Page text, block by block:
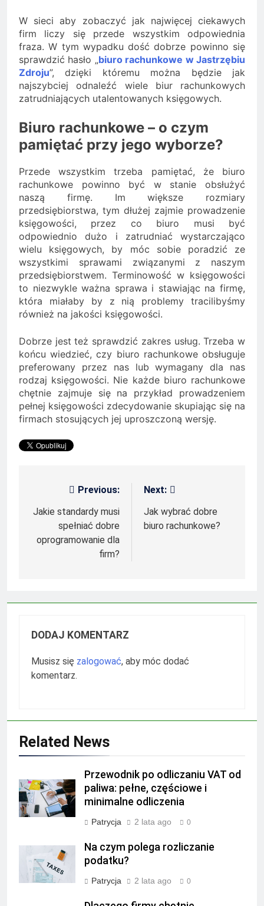
W sieci aby zobaczyć jak najwięcej ciekawych
firm liczy się przede wszystkim odpowiednia
fraza. W tym wypadku dość dobrze powinno się
sprawdzić hasło „biuro rachunkowe w Jastrzębiu
Zdroju”, dzięki któremu można będzie jak
najszybciej odnaleźć wiele biur rachunkowych
zatrudniających utalentowanych księgowych.
Biuro rachunkowe – o czym
pamiętać przy jego wyborze?
Przede wszystkim trzeba pamiętać, że biuro
rachunkowe powinno być w stanie obsłużyć
naszą firmę. Im większe rozmiary
przedsiębiorstwa, tym dłużej zajmie prowadzenie
księgowości, przez co biuro musi być
odpowiednio dużo i zatrudniać wystarczająco
wielu księgowych, by móc sobie poradzić ze
wszystkimi sprawami związanymi z naszym
przedsiębiorstwem. Terminowość w księgowości
to niezwykle ważna sprawa i stawiając na firmę,
która miałaby by z nią problemy tracilibyśmy
również na jakości księgowości.
Dobrze jest też sprawdzić zakres usług. Trzeba w
końcu wiedzieć, czy biuro rachunkowe obsługuje
preferowany przez nas lub wymagany dla nas
rodzaj księgowości. Nie każde biuro rachunkowe
chętnie zajmuje się na przykład prowadzeniem
pełnej księgowości zdecydowanie skupiając się na
firmach stosujących jej uproszczoną wersję.
Nawigacja
wpisu
Previous:
Jakie standardy musi
spełniać dobre
oprogramowanie dla
firm?
Next:
Jak wybrać dobre
biuro rachunkowe?
DODAJ KOMENTARZ
Musisz się zalogować, aby móc dodać
komentarz.
Related News
Przewodnik po odliczaniu VAT od
paliwa: pełne, częściowe i
minimalne odliczenia
Patrycja 2 lata ago 0
Na czym polega rozliczanie
podatku?
Patrycja 2 lata ago 0